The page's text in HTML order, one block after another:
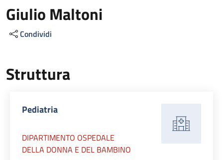
Giulio Maltoni
Condividi
Struttura
Pediatria
DIPARTIMENTO OSPEDALE
DELLA DONNA E DEL BAMBINO